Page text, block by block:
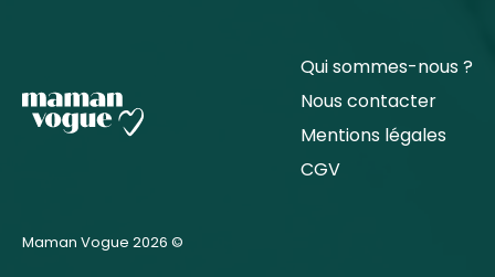
Qui sommes-nous ?
Nous contacter
Mentions légales
CGV
Maman Vogue 2026 ©